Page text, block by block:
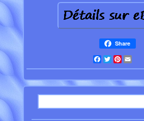
Share
Facebook
TwitterPinterest